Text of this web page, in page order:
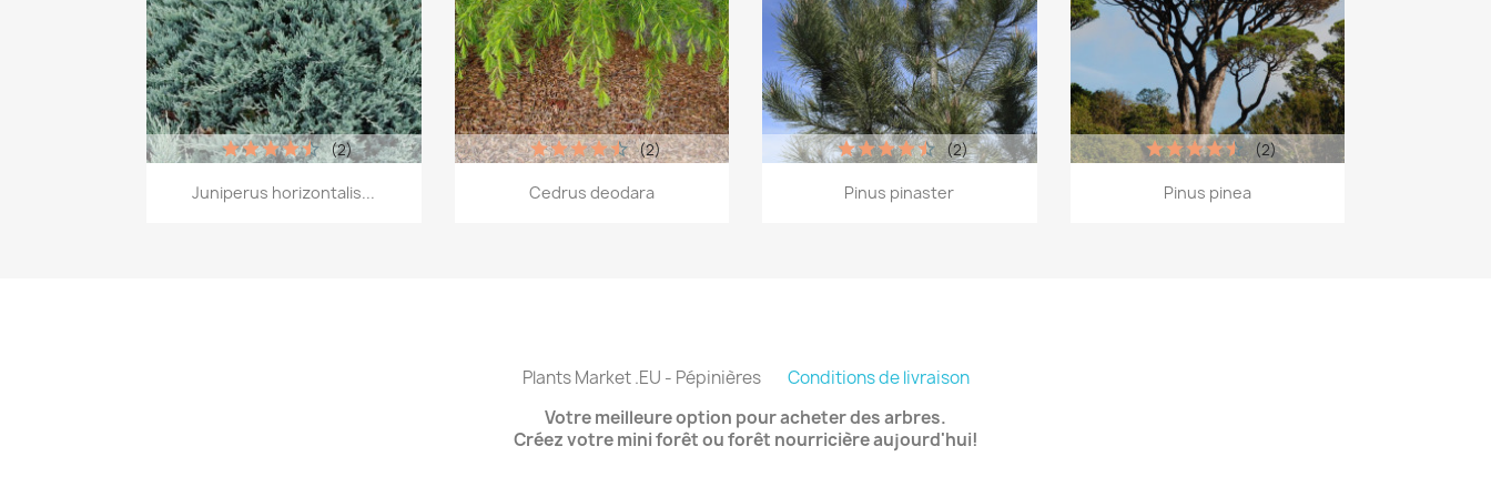
Aperçu rapide
Juniperus horizontalis...
(2)
Aperçu rapide
Cedrus deodara
(2)
Aperçu rapide
Pinus pinaster
(2)
Aperçu rapide
Pinus pinea
(2)
Plants Market .EU - Pépinières Conditions de livraison
Votre meilleure option pour acheter des arbres.
Créez votre mini forêt ou forêt nourricière aujourd'hui!